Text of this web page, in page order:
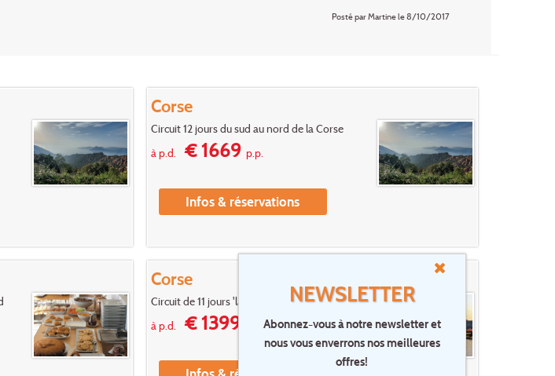
NEWSLETTER
Abonnez-vous à notre newsletter et
nous vous enverrons nos meilleures
offres!
Posté par Martine le 8/10/2017
Corse
Circuit 12 jours du sud au nord de la Corse
à p.d.
€ 1669 p.p.
Infos & réservations
Corse
Circuit de 11 jours 'la Haute-Corse'
à p.d.
€ 1399